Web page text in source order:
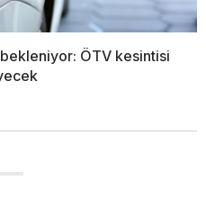
ÖTV kesintisi